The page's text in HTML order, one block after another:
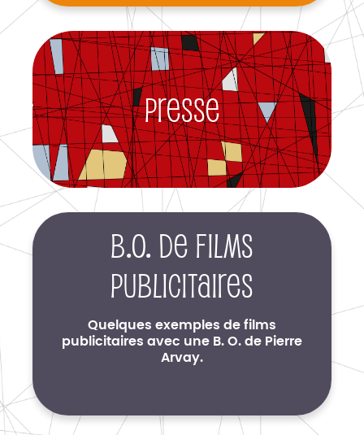
Presse
B.O. de films
publicitaires
Quelques exemples de films
publicitaires avec une B. O. de Pierre
Arvay.